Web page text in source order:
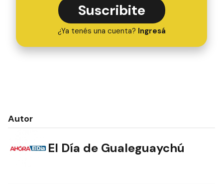
Suscribite
¿Ya tenés una cuenta? Ingresá
Autor
El Día de Gualeguaychú